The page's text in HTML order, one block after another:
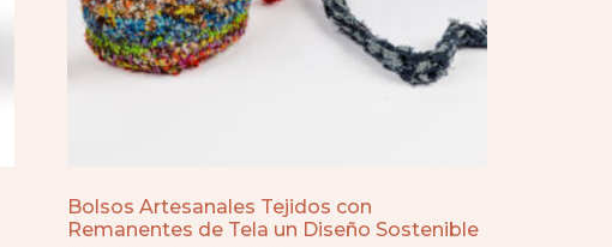
Bolsos Artesanales Tejidos con
Remanentes de Tela un Diseño Sostenible